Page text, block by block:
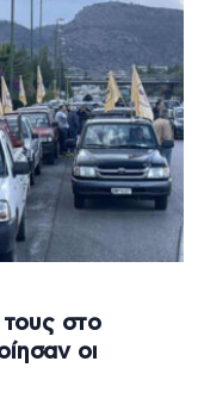
τους στο
οι